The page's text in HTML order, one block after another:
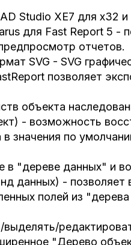
Studio XE7 для x32
для Fast Report 5 -
отчетов.
SVG - SVG
позволяет
объекта
- возможность
значения по
в "дереве данных" и
данных) - позволяет
полей из
"Дерево